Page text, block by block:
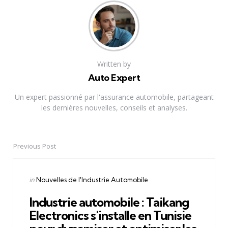
Written by
Auto Expert
Un expert passionné par l'assurance automobile, partageant
les dernières nouvelles, conseils et analyses.
PostPrevious Post
Posted
inNouvelles de l'Industrie Automobile
Industrie automobile : Taikang
Electronics s'installe en Tunisie